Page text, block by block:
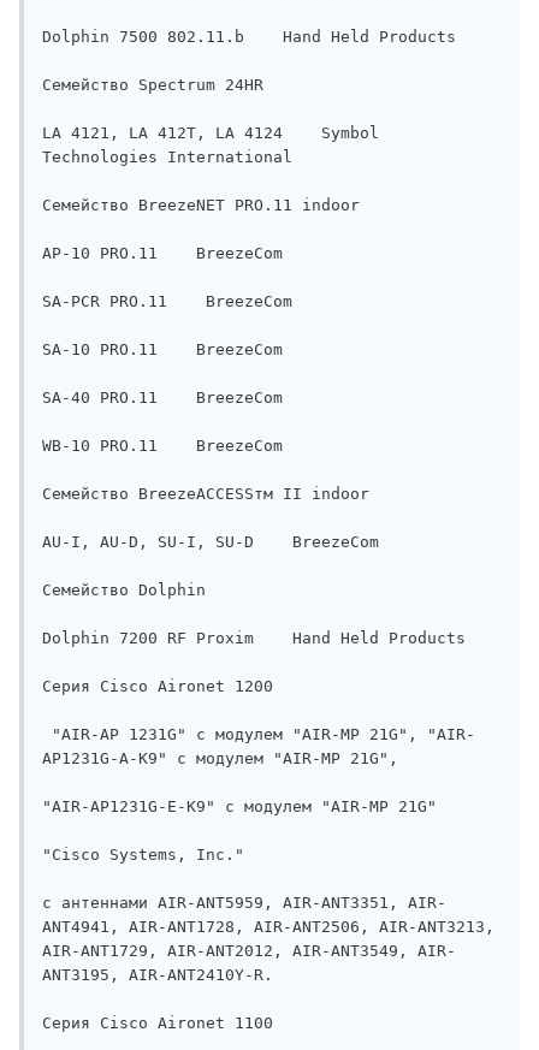
Dolphin 7500 802.11.b    Hand Held Products
Семейство Spectrum 24HR
LA 4121, LA 412T, LA 4124    Symbol
Technologies International
Семейство BreezeNET PRO.11 indoor
AP-10 PRO.11    BreezeCom
SA-PCR PRO.11    BreezeCom
SA-10 PRO.11    BreezeCom
SA-40 PRO.11    BreezeCom
WB-10 PRO.11    BreezeCom
Семейство BreezeACCESSтм II indoor
AU-I, AU-D, SU-I, SU-D    BreezeCom
Семейство Dolphin
Dolphin 7200 RF Proxim    Hand Held Products
Серия Cisco Aironet 1200
"AIR-AP 1231G" с модулем "AIR-МP 21G", "AIR-
AP1231G-A-K9" с модулем "AIR-МP 21G",
"AIR-AP1231G-E-K9" с модулем "AIR-МP 21G"
"Cisco Systems, Inc."
с антеннами AIR-ANT5959, AIR-ANT3351, AIR-
ANT4941, AIR-ANT1728, AIR-ANT2506, AIR-ANT3213,
AIR-ANT1729, AIR-ANT2012, AIR-ANT3549, AIR-
ANT3195, AIR-ANT2410Y-R.
Серия Cisco Aironet 1100